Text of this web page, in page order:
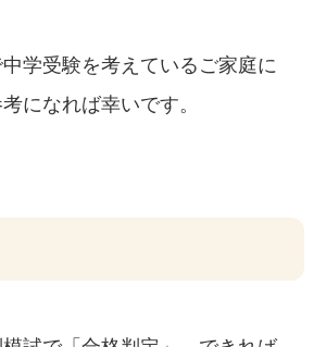
学受験を考えているご家庭に
になれば幸いです。